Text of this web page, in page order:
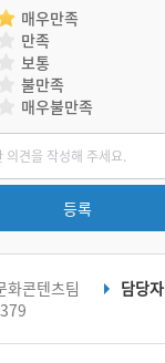
매우만족
만족
보통
불만족
매우불만족
등록
화콘텐츠팀 담당자